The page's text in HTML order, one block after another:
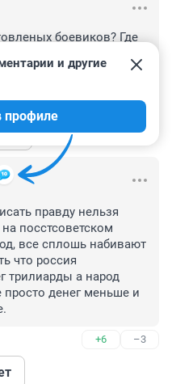
боевиков? Где
Где задержанные
их снаряжение?
+10 –1
и другие
профиле
правду нельзя
посстсоветском
все сплошь набивают
что россия
трилиарды а народ
просто денег меньше и
+6 –3